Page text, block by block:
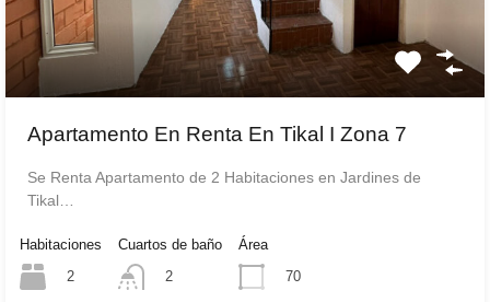
Apartamento En Renta En Tikal I Zona 7
Se Renta Apartamento de 2 Habitaciones en Jardines de
Tikal…
Habitaciones
2
Cuartos de baño
2
Área
70